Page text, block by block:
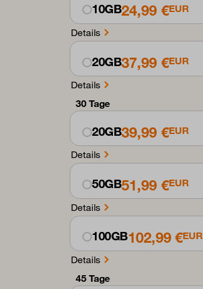
10GB24,99 €EUR
Details
20GB37,99 €EUR
Details
30 Tage
20GB39,99 €EUR
Details
50GB51,99 €EUR
Details
100GB102,99 €EUR
Details
45 Tage